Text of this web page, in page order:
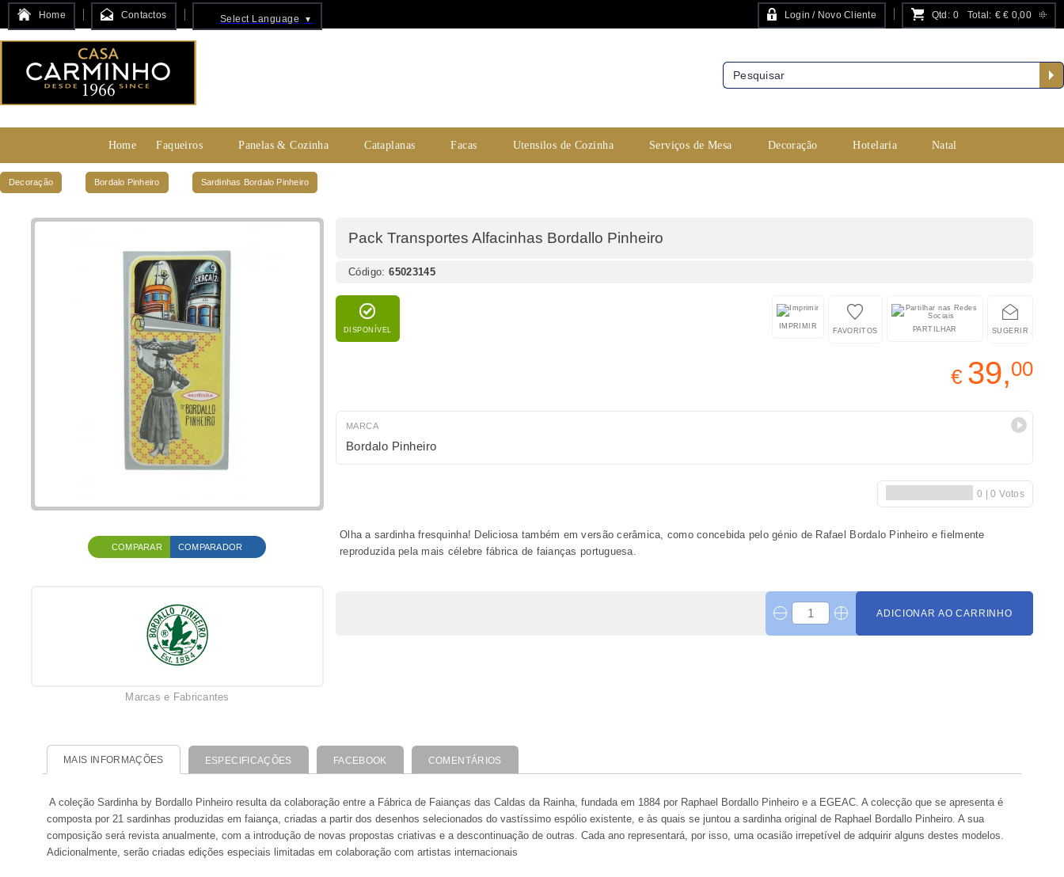
Home Contactos Select Language ▼ Login / Novo Cliente Qtd: 0 Total: €€ 0,00
Home Faqueiros Panelas & Cozinha Cataplanas Facas Utensilos de Cozinha Serviços de Mesa Decoração Hotelaria Natal
Decoração Bordalo Pinheiro Sardinhas Bordalo Pinheiro
COMPARAR COMPARADOR
Marcas e Fabricantes
Pack Transportes Alfacinhas Bordallo Pinheiro
Código:65023145
DISPONÍVEL SUGERIR
PARTILHAR
FAVORITOS
IMPRIMIR
€ 39,00
MARCA
Bordalo Pinheiro
Olha a sardinha fresquinha! Deliciosa também em versão cerâmica, como concebida pelo génio de Rafael Bordalo Pinheiro e fielmente
reproduzida pela mais célebre fábrica de faianças portuguesa.
ADICIONAR AO CARRINHO
MAIS INFORMAÇÕES ESPECIFICAÇÕES FACEBOOK COMENTÁRIOS
A coleção Sardinha by Bordallo Pinheiro resulta da colaboração entre a Fábrica de Faianças das Caldas da Rainha, fundada em 1884 por Raphael Bordallo Pinheiro e a EGEAC. A colecção que se apresenta é
composta por 21 sardinhas produzidas em faiança, criadas a partir dos desenhos selecionados do vastíssimo espólio existente, e às quais se juntou a sardinha original de Raphael Bordallo Pinheiro. A sua
composição será revista anualmente, com a introdução de novas propostas criativas e a descontinuação de outras. Cada ano representará, por isso, uma ocasião irrepetível de adquirir alguns destes modelos.
Adicionalmente, serão criadas edições especiais limitadas em colaboração com artistas internacionais